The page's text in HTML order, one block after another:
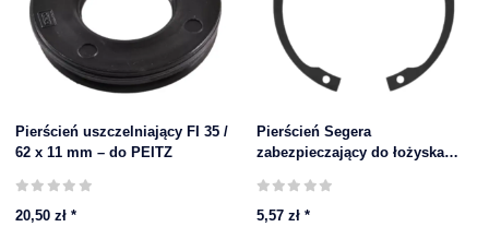
Pierścień uszczelniający FI 35 /
62 x 11 mm – do PEITZ
20,50 zł *
Pierścień Segera
zabezpieczający do łożyska
5,57 zł *